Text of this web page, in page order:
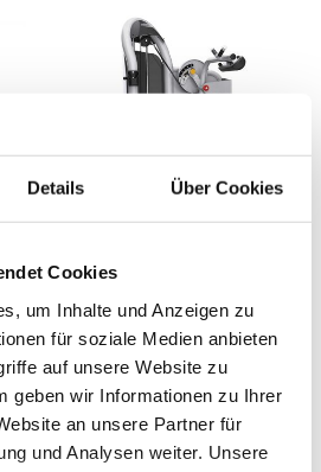
Details Über Cookies
Cookies
um Inhalte und Anzeigen zu
für soziale Medien anbieten
auf unsere Website zu
geben wir Informationen zu Ihrer
an unsere Partner für
und Analysen weiter. Unsere
2.099,00Inkl. MwSt.